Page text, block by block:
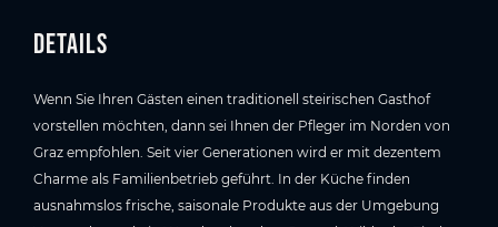
Details
Wenn Sie Ihren Gästen einen traditionell steirischen Gasthof
vorstellen möchten, dann sei Ihnen der Pfleger im Norden von
Graz empfohlen. Seit vier Generationen wird er mit dezentem
Charme als Familienbetrieb geführt. In der Küche finden
ausnahmslos frische, saisonale Produkte aus der Umgebung